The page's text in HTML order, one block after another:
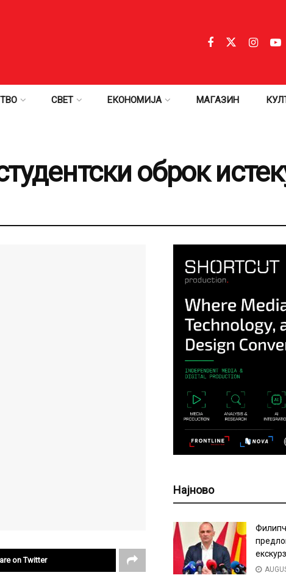
СВЕТ ЕКОНОМИЈА МАГАЗИН
оброк
on Twitter
Најново